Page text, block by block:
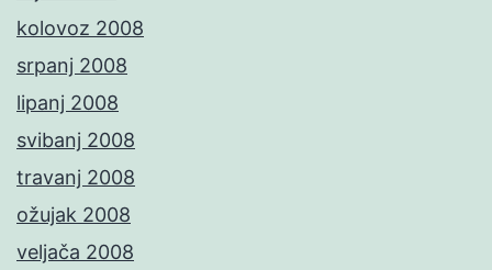
kolovoz 2008
srpanj 2008
lipanj 2008
svibanj 2008
travanj 2008
ožujak 2008
veljača 2008